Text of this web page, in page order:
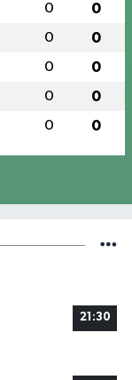
0 0
0 0
0 0
0 0
0 0
21:30